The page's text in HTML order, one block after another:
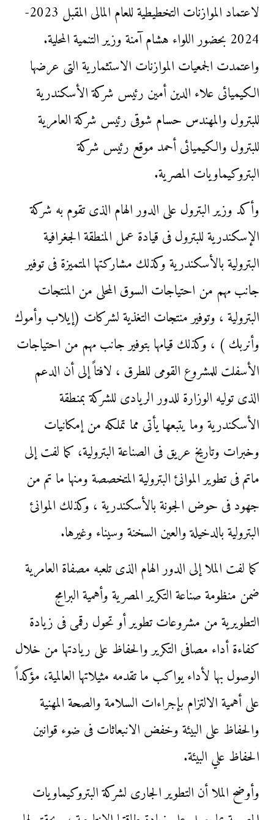
لاعتماد الموازنات التخطيطية للعام المالى المقبل 2023-
2024 بحضور اللواء هشام آمنة وزير التنمية المحلية.
واعتمدت الجمعيات الموازنات الاستثمارية التى عرضها
الكيميائى علاء الدين أمين رئيس شركة الأسكندرية
للبترول والمهندس حسام شوقى رئيس شركة العامرية
للبترول والكيميائى أحمد موقع رئيس شركة
البتروكيماويات المصرية.
وأكد وزير البترول على الدور الهام الذى تقوم به شركة
الإسكندرية للبترول فى قيادة عمل المنطقة الجغرافية
البترولية بالأسكندرية وكذلك مشاركتها المتميزة فى توفير
جانب مهم من احتياجات السوق المحلى من المنتجات
البترولية ، وتوفير منتجات التغذية لشركات (إيلاب وأموك
وأنربك ) ، وكذلك قيامها بتوفير جانب مهم من احتياجات
الأسفلت للمشروع القومى للطرق ، لافتاً إلى أن الدعم
الذى توليه الوزارة للدور الريادى للشركة بمنطقة
الأسكندرية وما يتبعها يأتى مما تملكه من إمكانيات
وخبرات وتاريخ عريق فى الصناعة البترولية، كما لفت إلى
ماتم فى تطوير الموانئ البترولية المتخصصة ومنها ما تم من
جهود فى حوض الجونة بالأسكندرية ، وكذلك الموانئ
البترولية بالدخيلة والعين السخنة وسيناء وغيرها.
كما لفت الملا إلى الدور الهام الذى تلعبه مصفاة العامرية
ضمن منظومة صناعة التكرير المصرية وأهمية البرامج
التطويرية من مشروعات تطوير أو تحول رقمى فى زيادة
كفاءة أداء مصافى التكرير والحفاظ على ريادتها من خلال
الوصول بها لأداء يواكب ما تقدمه مثيلاتها العالمية، مؤكداً
على أهمية الالتزام بإجراءات السلامة والصحة المهنية
والحفاظ على البيئة وخفض الانبعاثات فى ضوء قوانين
الحفاظ علي البيئة.
وأوضح الملا أن التطوير الجارى لشركة البتروكيماويات